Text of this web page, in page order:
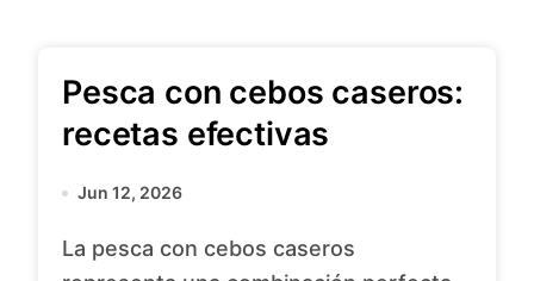
Pesca con cebos caseros:
recetas efectivas
Jun 12, 2026
La pesca con cebos caseros